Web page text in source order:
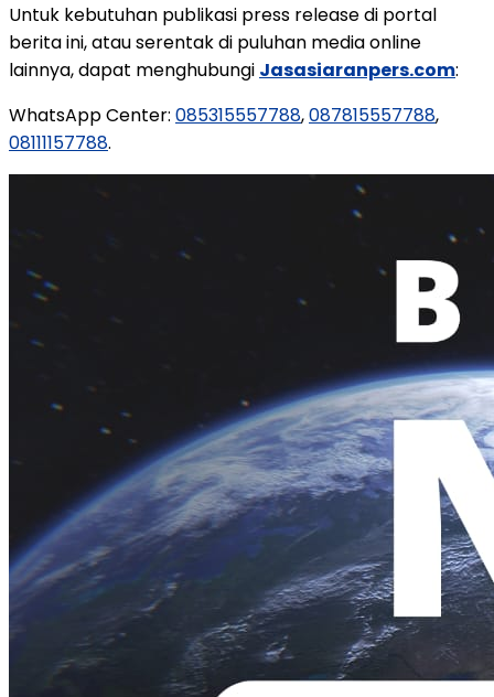
Untuk kebutuhan publikasi press release di portal
berita ini, atau serentak di puluhan media online
lainnya, dapat menghubungi Jasasiaranpers.com:
WhatsApp Center: 085315557788,087815557788,
08111157788.